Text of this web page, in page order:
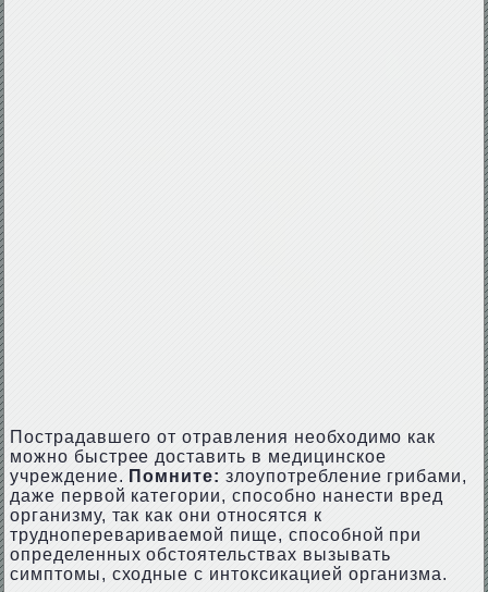
Пострадавшего от отравления необходимо как
можно быстрее доставить в медицинское
учреждение. Помните: злоупотребление грибами,
даже первой категории, способно нанести вред
организму, так как они относятся к
трудноперевариваемой пище, способной при
определенных обстоятельствах вызывать
симптомы, сходные с интоксикацией организма.